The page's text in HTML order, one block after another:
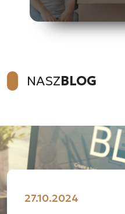
NASZBLOG
27.10.2024